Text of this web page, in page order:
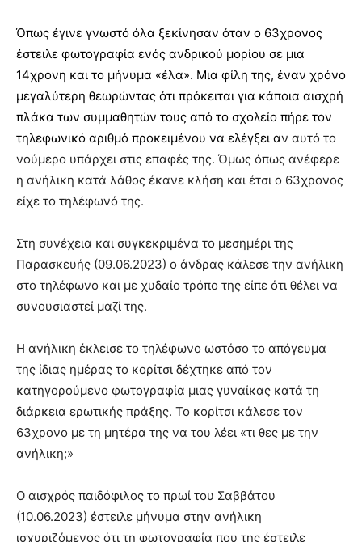
Όπως έγινε γνωστό όλα ξεκίνησαν όταν ο 63χρονος
έστειλε φωτογραφία ενός ανδρικού μορίου σε μια
14χρονη και το μήνυμα «έλα». Μια φίλη της, έναν χρόνο
μεγαλύτερη θεωρώντας ότι πρόκειται για κάποια αισχρή
πλάκα των συμμαθητών τους από το σχολείο πήρε τον
τηλεφωνικό αριθμό προκειμένου να ελέγξει αν αυτό το
νούμερο υπάρχει στις επαφές της. Όμως όπως ανέφερε
η ανήλικη κατά λάθος έκανε κλήση και έτσι ο 63χρονος
είχε το τηλέφωνό της.
Στη συνέχεια και συγκεκριμένα το μεσημέρι της
Παρασκευής (09.06.2023) ο άνδρας κάλεσε την ανήλικη
στο τηλέφωνο και με χυδαίο τρόπο της είπε ότι θέλει να
συνουσιαστεί μαζί της.
Η ανήλικη έκλεισε το τηλέφωνο ωστόσο το απόγευμα
της ίδιας ημέρας το κορίτσι δέχτηκε από τον
κατηγορούμενο φωτογραφία μιας γυναίκας κατά τη
διάρκεια ερωτικής πράξης. Το κορίτσι κάλεσε τον
63χρονο με τη μητέρα της να του λέει «τι θες με την
ανήλικη;»
Ο αισχρός παιδόφιλος το πρωί του Σαββάτου
(10.06.2023) έστειλε μήνυμα στην ανήλικη
ισχυριζόμενος ότι τη φωτογραφία που της έστειλε